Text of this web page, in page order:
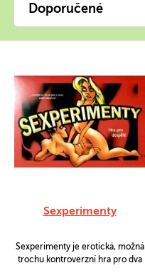
Doporučené
Sexperimenty
Sexperimenty je erotická, možná
trochu kontroverzní hra pro dva